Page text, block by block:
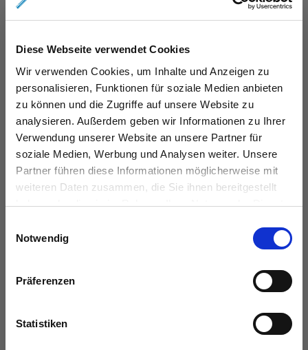
Diese Webseite verwendet Cookies
Wir verwenden Cookies, um Inhalte und Anzeigen zu
personalisieren, Funktionen für soziale Medien anbieten
zu können und die Zugriffe auf unsere Website zu
analysieren. Außerdem geben wir Informationen zu Ihrer
Verwendung unserer Website an unsere Partner für
soziale Medien, Werbung und Analysen weiter. Unsere
Partner führen diese Informationen möglicherweise mit
weiteren Daten zusammen, die Sie ihnen bereitgestellt
haben oder die sie im Rahmen Ihrer Nutzung der Dienste
Notwendig
Präferenzen
Statistiken
KONTAKT
das immobilienhaus oberenzer & stöcker gmbh &
co kg
Langer Hof 2d
38100 Braunschweig
Fax:0531 26 15 619
E-Mail:vertrieb@das-immobilienhaus.de